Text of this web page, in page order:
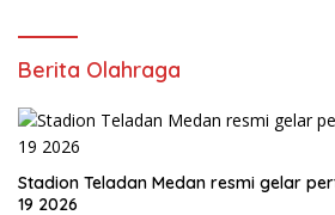
Berita Olahraga
Stadion Teladan Medan resmi gelar
19 2026